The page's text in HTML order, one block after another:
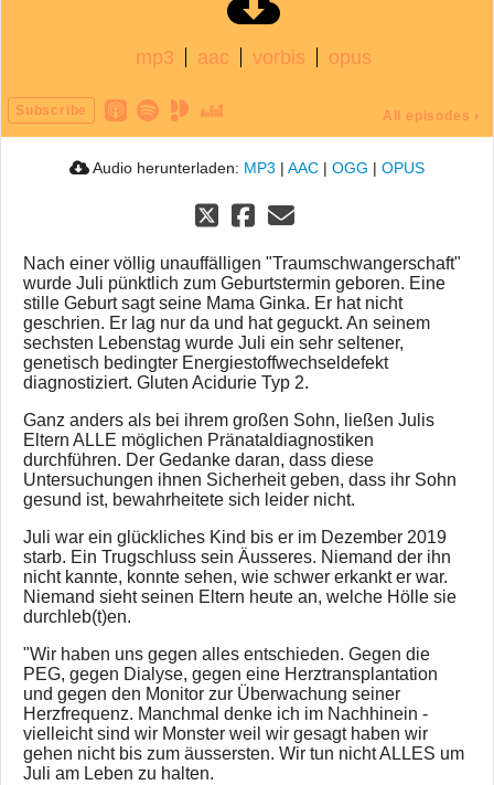
mp3 aac vorbis opus
Subscribe All episodes ›
Audio herunterladen: MP3 | AAC | OGG | OPUS
Nach einer völlig unauffälligen "Traumschwangerschaft"
wurde Juli pünktlich zum Geburtstermin geboren. Eine
stille Geburt sagt seine Mama Ginka. Er hat nicht
geschrien. Er lag nur da und hat geguckt. An seinem
sechsten Lebenstag wurde Juli ein sehr seltener,
genetisch bedingter Energiestoffwechseldefekt
diagnostiziert. Gluten Acidurie Typ 2.
Ganz anders als bei ihrem großen Sohn, ließen Julis
Eltern ALLE möglichen Pränataldiagnostiken
durchführen. Der Gedanke daran, dass diese
Untersuchungen ihnen Sicherheit geben, dass ihr Sohn
gesund ist, bewahrheitete sich leider nicht.
Juli war ein glückliches Kind bis er im Dezember 2019
starb. Ein Trugschluss sein Äusseres. Niemand der ihn
nicht kannte, konnte sehen, wie schwer erkankt er war.
Niemand sieht seinen Eltern heute an, welche Hölle sie
durchleb(t)en.
"Wir haben uns gegen alles entschieden. Gegen die
PEG, gegen Dialyse, gegen eine Herztransplantation
und gegen den Monitor zur Überwachung seiner
Herzfrequenz. Manchmal denke ich im Nachhinein -
vielleicht sind wir Monster weil wir gesagt haben wir
gehen nicht bis zum äussersten. Wir tun nicht ALLES um
Juli am Leben zu halten.